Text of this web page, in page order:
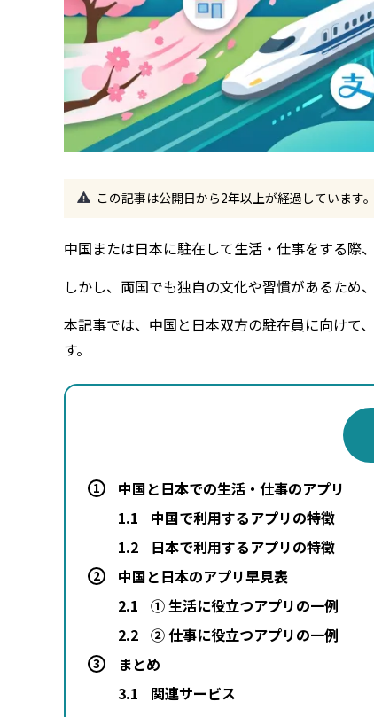
この記事は公開日から2年以上が経過しています。
中国または日本に駐在して生活・仕事をする際
しかし、両国でも独自の文化や習慣があるため
本記事では、中国と日本双方の駐在員に向けて
す。
1
中国と日本での生活・仕事のアプリ
1.1
中国で利用するアプリの特徴
1.2
日本で利用するアプリの特徴
2
中国と日本のアプリ早見表
2.1
① 生活に役立つアプリの一例
2.2 ② 仕事に役立つアプリの一例
3
まとめ
3.1
関連サービス